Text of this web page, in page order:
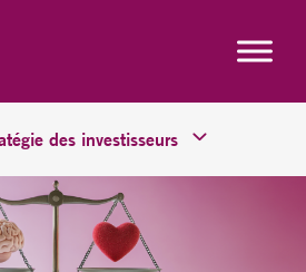
des investisseurs